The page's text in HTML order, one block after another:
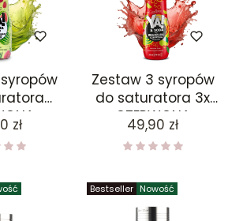
BIAŁA
MALINA
zł
Zestaw 3 syropów
do saturatora 3x
CZERWONA
ORANŻADA
Cena
49,90 zł
Bestseller Nowość